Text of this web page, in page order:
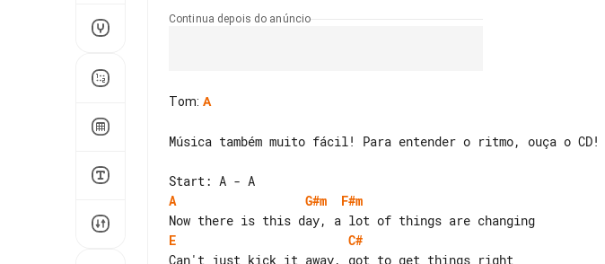
Continua depois do anúncio
Tom: A
Música também muito fácil! Para entender o ritmo, ouça o CD!
A
G#m
F#m
E
C#